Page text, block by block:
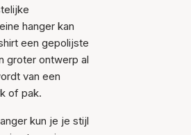
hanger kan
een gepolijste
groter ontwerp al
van een
of pak.
kun je je stijl